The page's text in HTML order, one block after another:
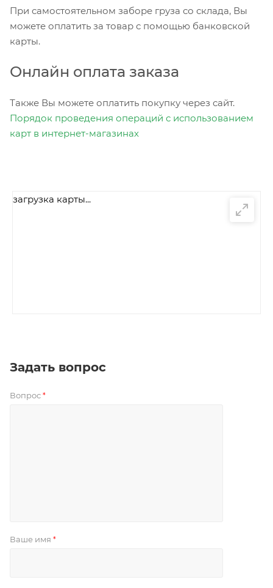
При самостоятельном заборе груза со склада, Вы
можете оплатить за товар с помощью банковской
карты.
Онлайн оплата заказа
Также Вы можете оплатить покупку через сайт.
Порядок проведения операций с использованием
карт в интернет-магазинах
загрузка карты...
Задать вопрос
Вопрос *
Ваше имя *